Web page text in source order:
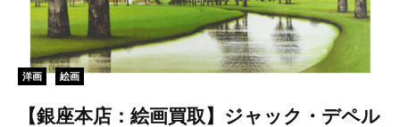
洋画 絵画
【銀座本店：絵画買取】ジャック・デペル